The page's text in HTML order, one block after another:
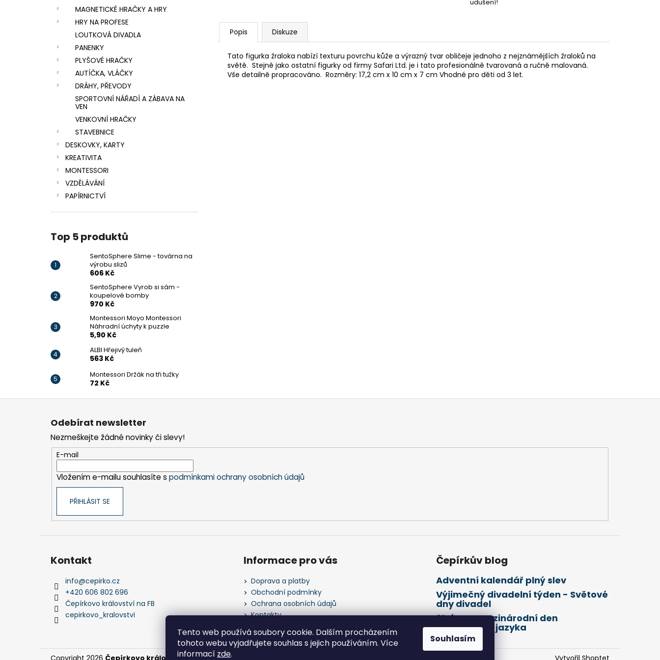
Tento web používá soubory cookie. Dalším procházením
tohoto webu vyjadřujete souhlas s jejich používáním. Více
informací zde.
Souhlasím
MAGNETICKÉ HRAČKY A HRY
HRY NA PROFESE
LOUTKOVÁ DIVADLA
PANENKY
PLYŠOVÉ HRAČKY
AUTÍČKA, VLÁČKY
DRÁHY, PŘEVODY
SPORTOVNÍ NÁŘADÍ A ZÁBAVA NA
VEN
VENKOVNÍ HRAČKY
STAVEBNICE
DESKOVKY, KARTY
KREATIVITA
MONTESSORI
VZDĚLÁVÁNÍ
PAPÍRNICTVÍ
Top 5 produktů
SentoSphere Slime - továrna na
výrobu slizů
606 Kč
SentoSphere Vyrob si sám -
koupelové bomby
970 Kč
Montessori Moyo Montessori
Náhradní úchyty k puzzle
5,90 Kč
ALBI Hřejivý tuleň
563 Kč
Montessori Držák na tři tužky
72 Kč
udušení!
Popis Diskuze
Tato figurka žraloka nabízí texturu povrchu kůže a výrazný tvar obličeje jednoho z nejznámějších žraloků na
světě. Stejně jako ostatní figurky od firmy Safari Ltd. je i tato profesionálně tvarovaná a ručně malovaná.
Vše detailně propracováno. Rozměry: 17,2 cm x 10 cm x 7 cm Vhodné pro děti od 3 let.
Z
Odebírat newsletter
Nezmeškejte žádné novinky či slevy!
E-mail
Vložením e-mailu souhlasíte s podmínkami ochrany osobních údajů
PŘIHLÁSIT SE
Kontakt
info@cepirko.cz
+420 606 802 696
Čepírkovo království na FB
cepirkovo_kralovstvi
Informace pro vás
Doprava a platby
Obchodní podmínky
Ochrana osobních údajů
Kontakty
Čepírkův blog
Adventní kalendář plný slev
Výjimečný divadelní týden - Světové
dny divadel
21. února Mezinárodní den
mateřského jazyka